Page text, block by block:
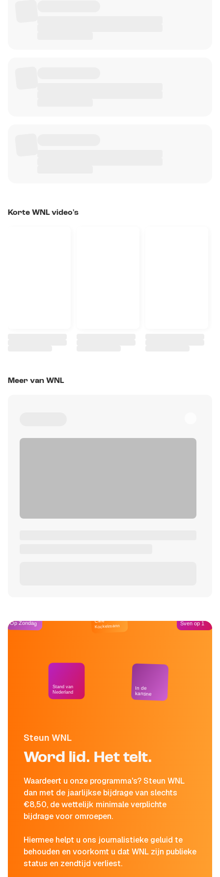
Korte WNL video's
Meer van WNL
Steun WNL
Word lid. Het telt.
Waardeert u onze programma's? Steun WNL
dan met de jaarlijkse bijdrage van slechts
€8,50, de wettelijk minimale verplichte
bijdrage voor omroepen.
Hiermee helpt u ons journalistieke geluid te
behouden en voorkomt u dat WNL zijn publieke
status en zendtijd verliest.
Op Zondag
Stand van
Nederland
Café
Kockelmann
In de
kantine
Sven op 1